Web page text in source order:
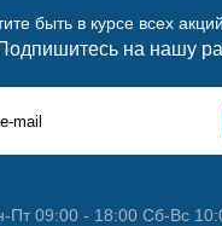
быть в курсе всех
на нашу
Пт 09:00 - 18:00 Сб-Вс